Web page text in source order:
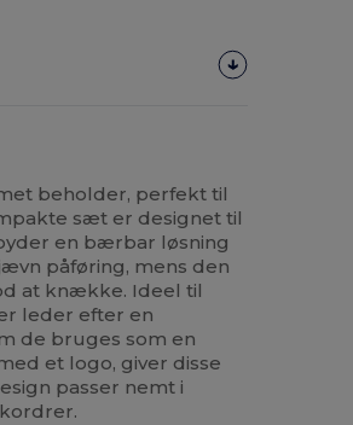
beholder, perfekt til
sæt er designet til
en bærbar løsning
påføring, mens den
at knække. Ideel til
leder efter en
de bruges som en
et logo, giver disse
passer nemt i